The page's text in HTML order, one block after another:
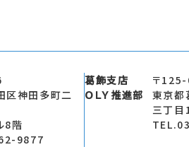
区神田多町二
8階
9877
葛飾支店
ＯＬＹ推進部
〒
東京都
三丁